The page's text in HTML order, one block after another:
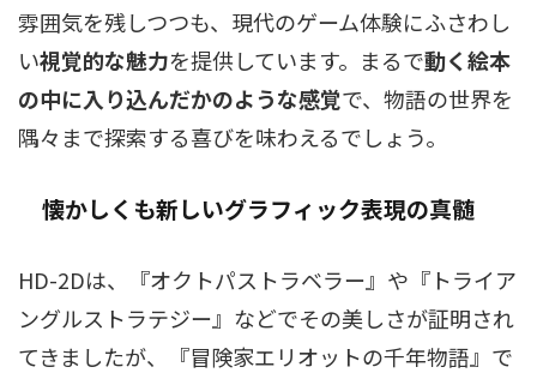
雰囲気を残しつつも、現代のゲーム体験にふさわし
い視覚的な魅力を提供しています。まるで動く絵本
の中に入り込んだかのような感覚で、物語の世界を
隅々まで探索する喜びを味わえるでしょう。
懐かしくも新しいグラフィック表現の真髄
HD-2Dは、『オクトパストラベラー』や『トライア
ングルストラテジー』などでその美しさが証明され
てきましたが、『冒険家エリオットの千年物語』で